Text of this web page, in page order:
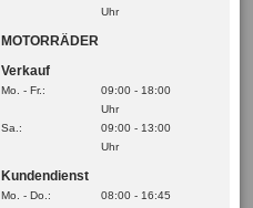
Uhr
MOTORRÄDER
Verkauf
Mo. - Fr.:
09:00 - 18:00
Uhr
Sa.:
09:00 - 13:00
Uhr
Kundendienst
Mo. - Do.: 08:00 - 16:45